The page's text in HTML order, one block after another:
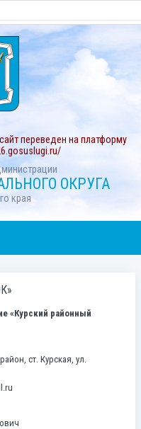
переведен на платформу
ОКРУГА
края
«Курский районный
ст. Курская, ул.